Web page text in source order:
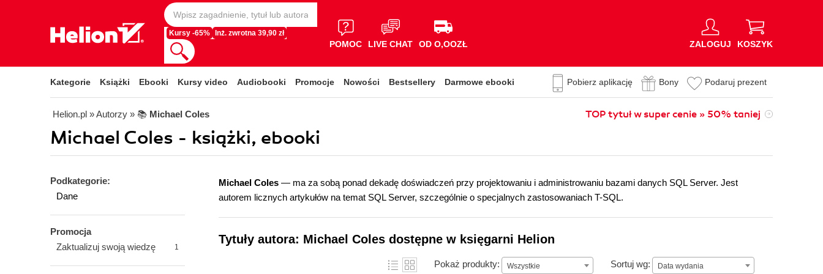
Kursy -65% Inż. zwrotna 39,90 zł
POMOC LIVE CHAT OD O,OOZŁ ZALOGUJ KOSZYK
Kategorie Książki Ebooki Kursy video Audiobooki Promocje Nowości Bestsellery Darmowe ebooki Pobierz aplikację Bony Podaruj prezent
Helion.pl » Autorzy » 📚 Michael Coles TOP tytuł w super cenie » 50% taniej
Michael Coles - książki, ebooki
Podkategorie:
Dane
Promocja
Zaktualizuj swoją wiedzę
1
Michael Coles — ma za sobą ponad dekadę doświadczeń przy projektowaniu i administrowaniu bazami danych SQL Server. Jest
autorem licznych artykułów na temat SQL Server, szczególnie o specjalnych zastosowaniach T-SQL.
Tytuły autora: Michael Coles dostępne w księgarni Helion
Pokaż produkty: Wszystkie Sortuj wg: Data wydania
Data wydania